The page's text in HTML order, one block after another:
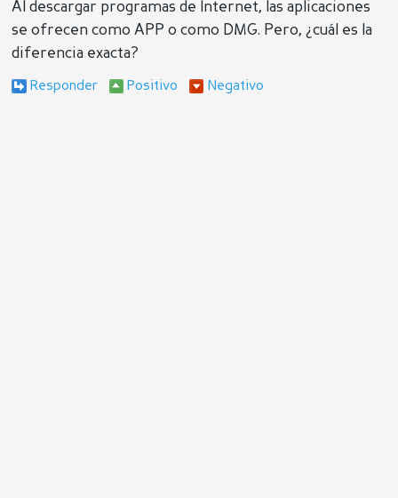
Al descargar programas de Internet, las aplicaciones
se ofrecen como APP o como DMG. Pero, ¿cuál es la
diferencia exacta?